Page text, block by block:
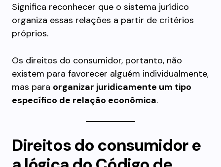
Significa reconhecer que o sistema jurídico
organiza essas relações a partir de critérios
próprios.
Os direitos do consumidor, portanto, não
existem para favorecer alguém individualmente,
mas para organizar juridicamente um tipo
específico de relação econômica.
Direitos do consumidor e